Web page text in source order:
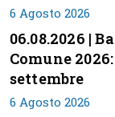
6 Agosto 2026
06.08.2026 |
Comune
settembre
6 Agosto 2026